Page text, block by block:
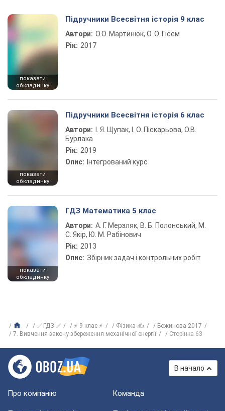
показати
обкладинку
Підручники Всесвітня історія 9 клас
Автори: О.О. Мартинюк, О. О. Гісем
Рік: 2017
показати
обкладинку
Підручники Всесвітня історія 6 клас
Автори:
І. Я. Щупак, І. О. Піскарьова, О.В.
Бурлака
Рік: 2019
Опис: Інтегрований курс
показати
обкладинку
ГДЗ Математика 5 клас
Автори: А. Г. Мерзляк, В. Б. Полонський, М.
С. Якір, Ю. М. Рабінович
Рік: 2013
Опис: Збірник задач і контрольних робіт
✅ ГДЗ ✅ ⚡ 9 клас ⚡ Фізика ✍
Божинова 2017
7. Вивчення закону збереження механічної енергії
Сторінка 63
В начало
Про компанію Команда